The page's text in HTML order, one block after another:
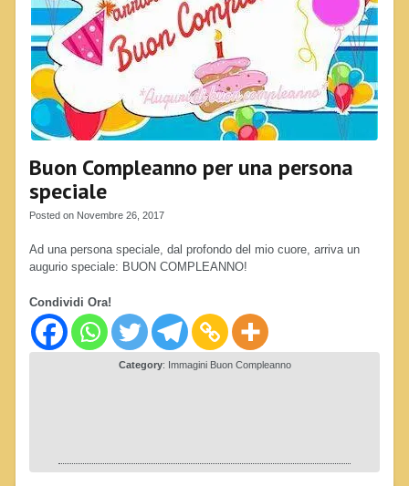
Buon Compleanno per una persona
speciale
Posted on Novembre 26, 2017
Ad una persona speciale, dal profondo del mio cuore, arriva un
augurio speciale: BUON COMPLEANNO!
Condividi Ora!
Category: Immagini Buon Compleanno